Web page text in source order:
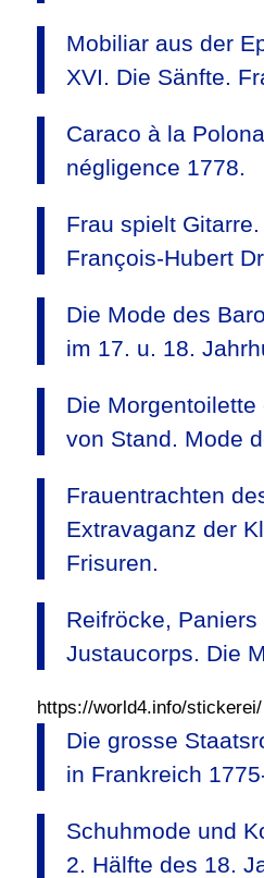
Mobiliar aus der
XVI. Die Sänfte.
Caraco à la
négligence 1778.
Frau spielt
François-Hubert
Die Mode des
im 17. u. 18.
Die Morgentoilette
von Stand. Mode
Frauentrachten
Extravaganz der
Frisuren.
Reifröcke, Paniers
Justaucorps. Die
https://world4.info/stickerei/
Die grosse
in Frankreich
Schuhmode und
2. Hälfte des 18.